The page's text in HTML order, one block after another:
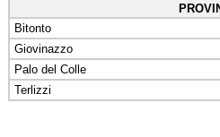
Bitonto
Giovinazzo
Palo del Colle
Terlizzi